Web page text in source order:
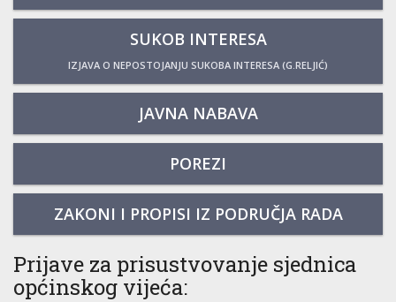
SUKOB INTERESA
IZJAVA O NEPOSTOJANJU SUKOBA INTERESA (G.RELJIĆ)
JAVNA NABAVA
POREZI
ZAKONI I PROPISI IZ PODRUČJA RADA
Prijave za prisustvovanje sjednica
općinskog vijeća: